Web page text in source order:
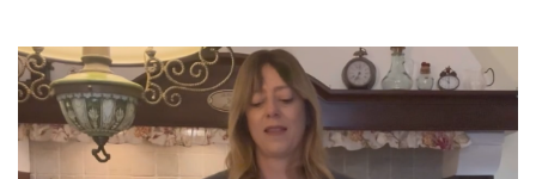
colore
bianco,
gileppo